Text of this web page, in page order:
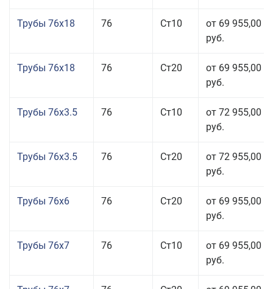
Трубы 76x18 76 Ст10
от 69 955,00
руб.
Трубы 76x18 76 Ст20
от 69 955,00
руб.
Трубы 76x3.5 76 Ст10
от 72 955,00
руб.
Трубы 76x3.5 76 Ст20
от 72 955,00
руб.
Трубы 76x6 76 Ст20
от 69 955,00
руб.
Трубы 76x7 76 Ст10
от 69 955,00
руб.